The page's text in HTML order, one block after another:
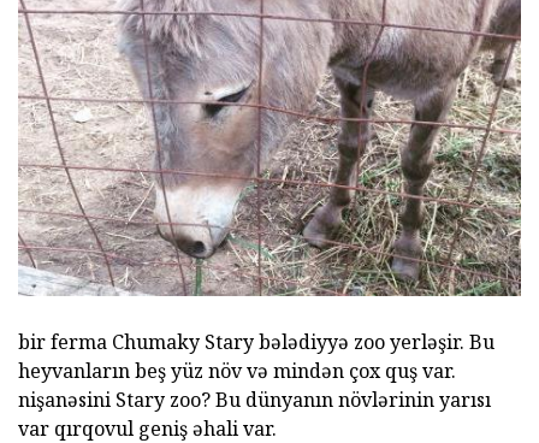
bir ferma Chumaky Stary bələdiyyə zoo yerləşir. Bu
heyvanların beş yüz növ və mindən çox quş var.
nişanəsini Stary zoo? Bu dünyanın növlərinin yarısı
var qırqovul geniş əhali var.